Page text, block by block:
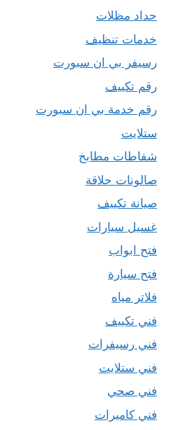
حداد مظلات
خدمات تنظيف
رسيفر بي ان سبورت
رقم تكييف
رقم خدمة بي ان سبورت
ستلايت
شفاطات مطابخ
صالونات حلاقة
صيانة تكييف
غسيل سيارات
فتح ابواب
فتح سيارة
فلاتر مياه
فني تكييف
فني رسيفرات
فني ستلايت
فني صحي
فني كاميرات